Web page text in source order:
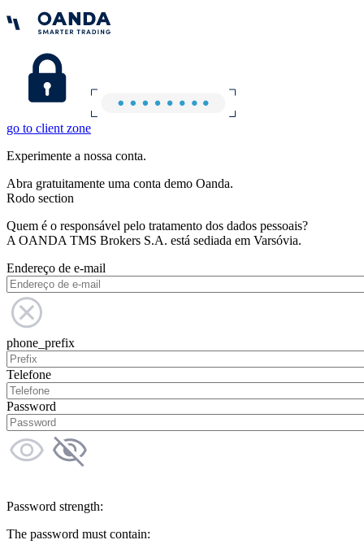
go to client zone
Experimente a nossa conta.
Abra gratuitamente uma conta demo Oanda.
Rodo section
Quem é o responsável pelo tratamento dos dados pessoais?
A OANDA TMS Brokers S.A. está sediada em Varsóvia.
Endereço de e-mail
phone_prefix
Telefone
Password
Password strength:
The password must contain: